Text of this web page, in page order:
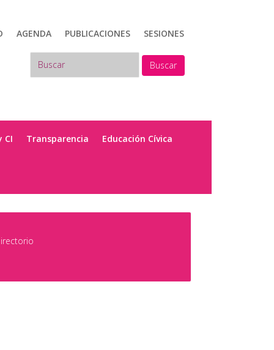
AGENDA PUBLICACIONES SESIONES
Buscar
CI Transparencia Educación Cívica